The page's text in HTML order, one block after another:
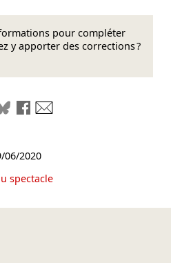
pour compléter
y apporter des corrections ?
liensur LinkedIn
sur Mastodon
Partager sur Bluesky
Partager sur Facebook
06/2020
spectacle